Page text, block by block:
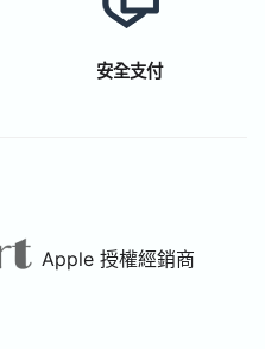
安全支付
Apple 授權經銷商